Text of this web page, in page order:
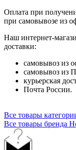
Оплата при
при самовывозе из
Наш интернет-
доставки:
самовывоз из
самовывоз из
курьерская
Почта России.
Все товары
Все товары бренда